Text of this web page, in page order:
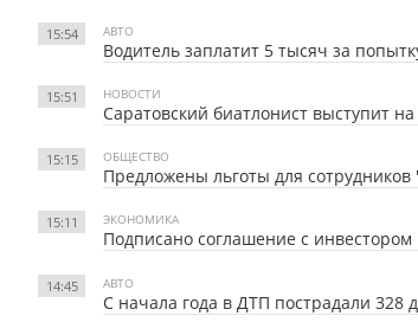
15:54 АВТО
Водитель заплатит 5 тысяч за
15:51 НОВОСТИ
Саратовский биатлонист выступит
15:15 ОБЩЕСТВО
Предложены льготы для
15:11 ЭКОНОМИКА
Подписано соглашение с инвестором
14:45 АВТО
С начала года в ДТП пострадали 328